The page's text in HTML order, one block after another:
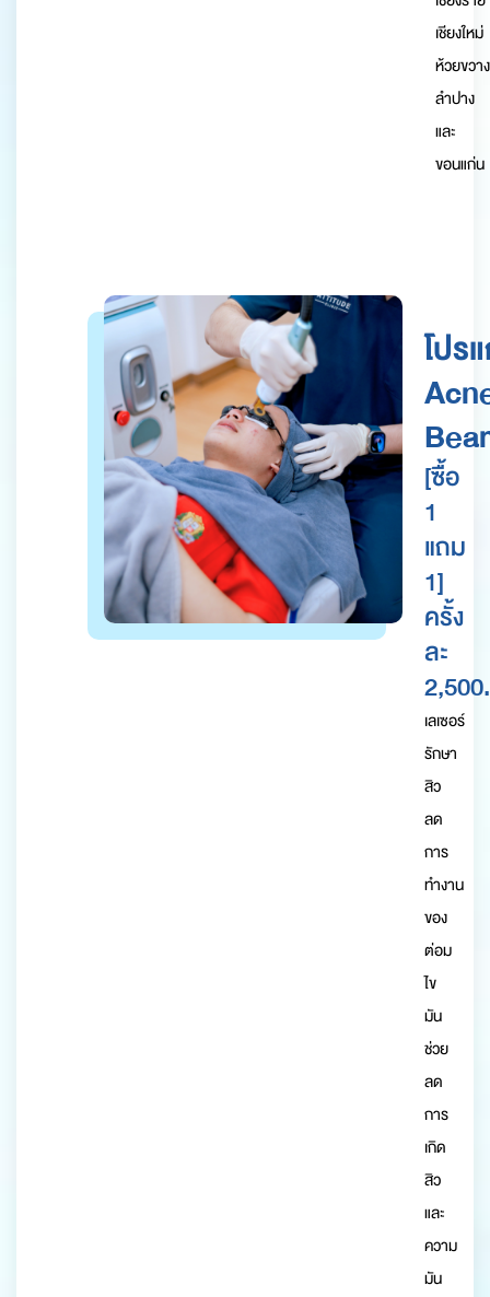
เชียงใหม่
ห้วยขวาง
ลำปาง
และ
ขอนแก่น
โปร
[ซื้อ
1
แถม
1]
ครั้ง
ละ
เลเซอร์
รักษา
สิว
ลด
การ
ทำงาน
ของ
ต่อม
ไข
มัน
ช่วย
ลด
การ
เกิด
สิว
และ
ความ
มัน